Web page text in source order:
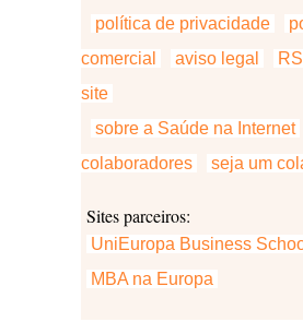
política de privacidade
comercial
aviso legal
site
sobre a Saúde na Internet
colaboradores
seja um
Sites parceiros:
UniEuropa Business
MBA na Europa